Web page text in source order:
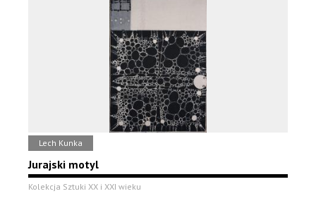
Lech Kunka
Jurajski motyl
Kolekcja Sztuki XX i XXI wieku